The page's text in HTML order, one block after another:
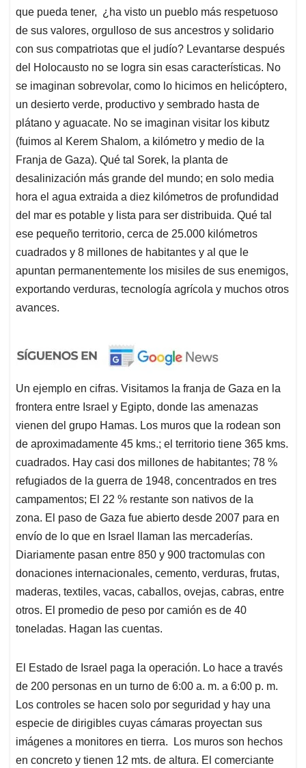
que pueda tener, ¿ha visto un pueblo más respetuoso
de sus valores, orgulloso de sus ancestros y solidario
con sus compatriotas que el judío? Levantarse después
del Holocausto no se logra sin esas características. No
se imaginan sobrevolar, como lo hicimos en helicóptero,
un desierto verde, productivo y sembrado hasta de
plátano y aguacate. No se imaginan visitar los kibutz
(fuimos al Kerem Shalom, a kilómetro y medio de la
Franja de Gaza). Qué tal Sorek, la planta de
desalinización más grande del mundo; en solo media
hora el agua extraida a diez kilómetros de profundidad
del mar es potable y lista para ser distribuida. Qué tal
ese pequeño territorio, cerca de 25.000 kilómetros
cuadrados y 8 millones de habitantes y al que le
apuntan permanentemente los misiles de sus enemigos,
exportando verduras, tecnología agrícola y muchos otros
avances.
Un ejemplo en cifras. Visitamos la franja de Gaza en la
frontera entre Israel y Egipto, donde las amenazas
vienen del grupo Hamas. Los muros que la rodean son
de aproximadamente 45 kms.; el territorio tiene 365 kms.
cuadrados. Hay casi dos millones de habitantes; 78 %
refugiados de la guerra de 1948, concentrados en tres
campamentos; El 22 % restante son nativos de la
zona. El paso de Gaza fue abierto desde 2007 para en
envío de lo que en Israel llaman las mercaderías.
Diariamente pasan entre 850 y 900 tractomulas con
donaciones internacionales, cemento, verduras, frutas,
maderas, textiles, vacas, caballos, ovejas, cabras, entre
otros. El promedio de peso por camión es de 40
toneladas. Hagan las cuentas.
El Estado de Israel paga la operación. Lo hace a través
de 200 personas en un turno de 6:00 a. m. a 6:00 p. m.
Los controles se hacen solo por seguridad y hay una
especie de dirigibles cuyas cámaras proyectan sus
imágenes a monitores en tierra. Los muros son hechos
en concreto y tienen 12 mts. de altura. El comerciante